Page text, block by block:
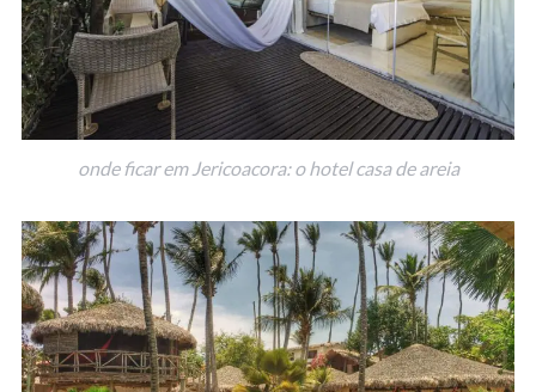
onde ficar em Jericoacora: o hotel casa de areia